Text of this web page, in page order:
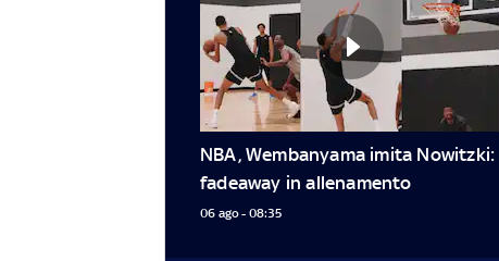
NBA, Wembanyama imita Nowitzki:
fadeaway in allenamento
06 ago - 08:35